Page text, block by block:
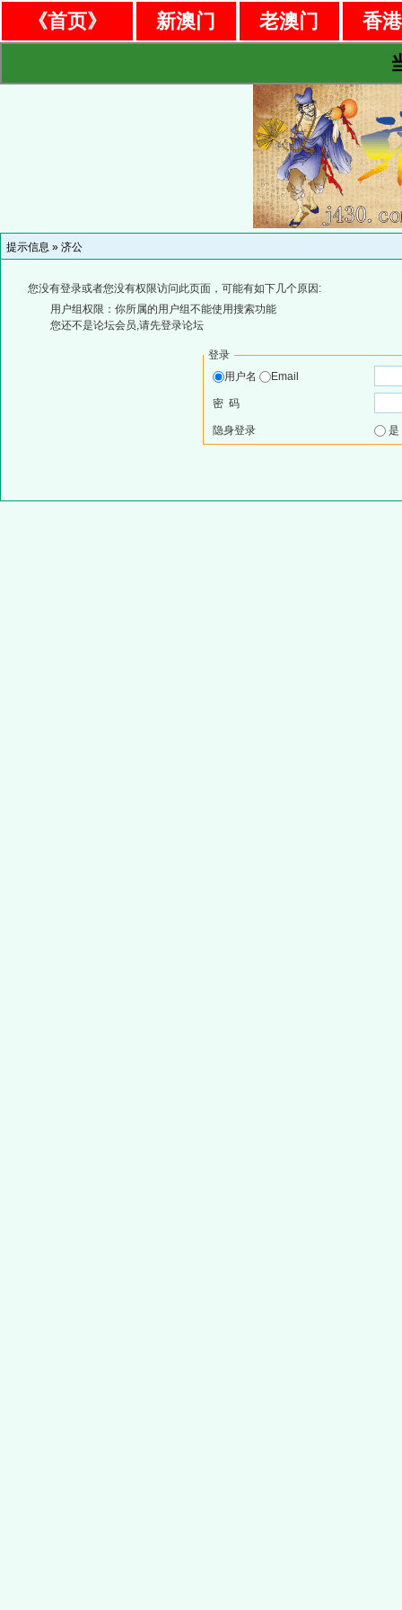
《首页》 新澳门 老澳门
香
提示信息 » 济公
您没有登录或者您没有权限访问此页面，可能有如下几个原因:
用户组权限：你所属的用户组不能使用搜索功能
您还不是论坛会员,请先登录论坛
登录
用户名
Email
密 码
隐身登录